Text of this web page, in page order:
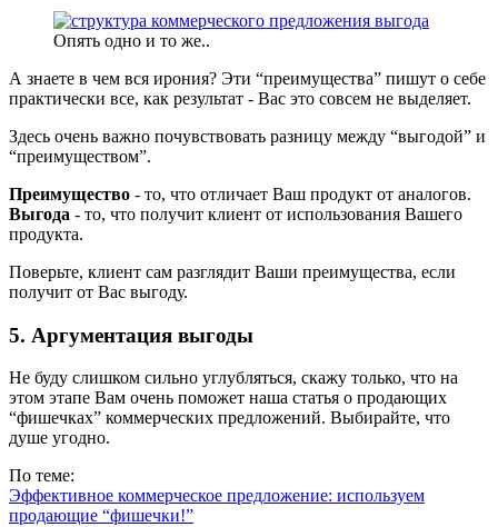
Опять одно и то же..
А знаете в чем вся ирония? Эти “преимущества” пишут о себе
практически все, как результат - Вас это совсем не выделяет.
Здесь очень важно почувствовать разницу между “выгодой” и
“преимуществом”.
Преимущество - то, что отличает Ваш продукт от аналогов.
Выгода - то, что получит клиент от использования Вашего
продукта.
Поверьте, клиент сам разглядит Ваши преимущества, если
получит от Вас выгоду.
5. Аргументация выгоды
Не буду слишком сильно углубляться, скажу только, что на
этом этапе Вам очень поможет наша статья о продающих
“фишечках” коммерческих предложений. Выбирайте, что
душе угодно.
По теме:
Эффективное коммерческое предложение: используем
продающие “фишечки!”